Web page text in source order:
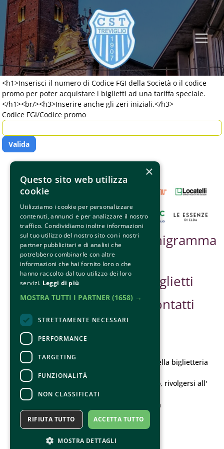
<h1>Inserisci il numero di Codice FGI della Società o il codice
promo per poter acquistare i biglietti ad una tariffa speciale.
</h1><br/><h3>Inserire anche gli zeri iniziali.</h3>
Codice FGI/Codice promo
Partner &
Sponsor
Organigramma
Safe Guarding
Biglietti
Contatti
Per informazioni e supporto all'acquisto della biglietteria
Per informazioni sul programma e l'evento, rivolgersi all'
organizzatore
Dichiarazione di accessibilità
×
Questo sito web utilizza
cookie
Utilizziamo i cookie per personalizzare
contenuti, annunci e per analizzare il nostro
traffico. Condividiamo inoltre informazioni
sul tuo utilizzo del nostro sito con i nostri
partner pubblicitari e di analisi che
potrebbero combinarle con altre
informazioni che hai fornito loro o che
hanno raccolto dal tuo utilizzo dei loro
servizi. Leggi di più
MOSTRA TUTTI I PARTNER (1658) →
STRETTAMENTE NECESSARI
PERFORMANCE
TARGETING
FUNZIONALITÀ
NON CLASSIFICATI
ACCETTA TUTTO
RIFIUTA TUTTO
MOSTRA DETTAGLI